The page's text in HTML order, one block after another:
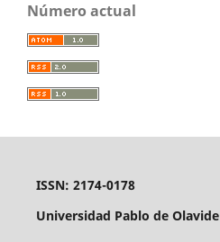
Número actual
ISSN: 2174-0178
Universidad Pablo de Olavide